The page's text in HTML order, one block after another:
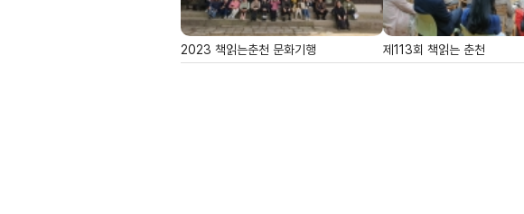
2023 책읽는춘천 문화기행 제113회 책읽는 춘천